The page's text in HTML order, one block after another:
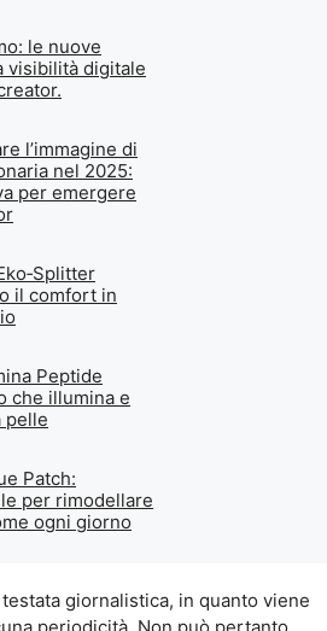
le nuove
visibilità digitale
l’immagine di
nel 2025:
per emergere
il comfort in
Peptide
che illumina e
pelle
Patch:
per rimodellare
ogni giorno
giornalistica, in quanto viene